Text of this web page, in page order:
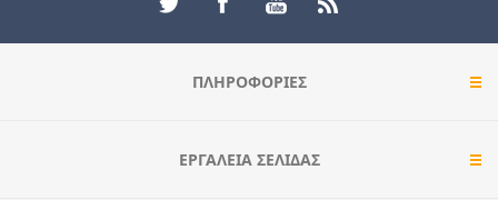
ΠΛΗΡΟΦΟΡΊΕΣ
ΕΡΓΑΛΕΊΑ ΣΕΛΊΔΑΣ